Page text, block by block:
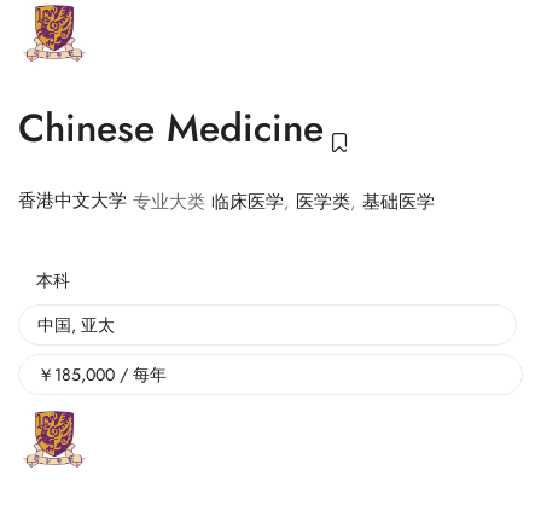
Chinese Medicine
香港中文大学 专业大类 临床医学, 医学类, 基础医学
本科
中国, 亚太
￥ 185,000 / 每年